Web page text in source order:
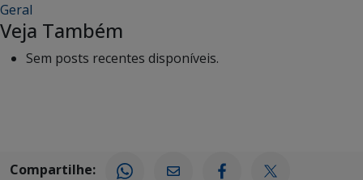
Geral
Veja Também
Sem posts recentes disponíveis.
Compartilhe: